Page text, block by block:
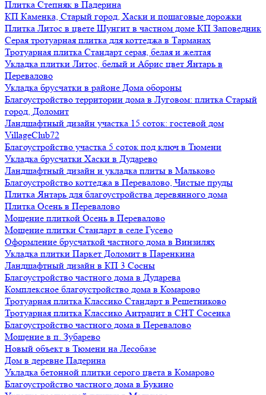
Плитка Степняк в Падерина
КП Каменка, Старый город, Хаски и пошаговые дорожки
Плитка Литос в цвете Шунгит в частном доме КП Заповедник
Серая тротуарная плитка для коттеджа в Тарманах
Тротуарная плитка Стандарт серая, белая и желтая
Укладка плитки Литос, белый и Абрис цвет Янтарь в
Перевалово
Укладка брусчатки в районе Дома обороны
Благоустройство территории дома в Луговом: плитка Старый
город, Доломит
Ландшафтный дизайн участка 15 соток: гостевой дом
VillageClub72
Благоустройство участка 5 соток под ключ в Тюмени
Укладка брусчатки Хаски в Дударево
Ландшафтный дизайн и укладка плиты в Мальково
Благоустройство коттеджа в Перевалово, Чистые пруды
Плитка Янтарь для благоустройства деревянного дома
Плитка Осень в Перевалово
Мощение плиткой Осень в Перевалово
Мощение плитки Стандарт в селе Гусево
Оформление брусчаткой частного дома в Винзилях
Укладка плитки Паркет Доломит в Паренкина
Ландшафтный дизайн в КП 3 Сосны
Благоустройство частного дома в Дударева
Комплексное благоустройство дома в Комарово
Тротуарная плитка Классико Стандарт в Решетниково
Тротуарная плитка Классико Антрацит в СНТ Сосенка
Благоустройство частного дома в Перевалово
Мощение в п. Зубарево
Новый объект в Тюмени на Лесобазе
Дом в деревне Падерина
Укладка бетонной плитки серого цвета в Комарово
Благоустройство частного дома в Букино